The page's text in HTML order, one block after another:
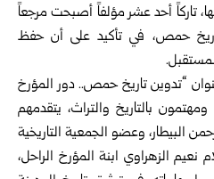
تاركاً أحد عشر مؤلفاً أصبحت مرجعاً
حمص، في تأكيد على أن حفظ
“تدوين تاريخ حمص.. دور المؤرخ
بالتاريخ والتراث، يتقدمهم
البيطار، وعضو الجمعية التاريخية
الزهراوي ابنة المؤرخ الراحل،